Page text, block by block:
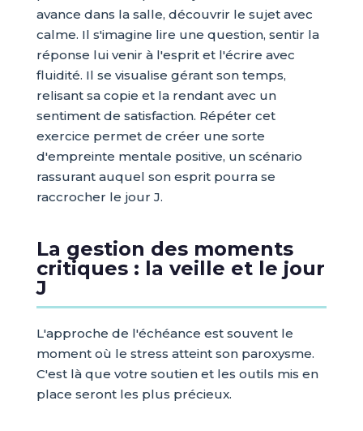
avance dans la salle, découvrir le sujet avec
calme. Il s'imagine lire une question, sentir la
réponse lui venir à l'esprit et l'écrire avec
fluidité. Il se visualise gérant son temps,
relisant sa copie et la rendant avec un
sentiment de satisfaction. Répéter cet
exercice permet de créer une sorte
d'empreinte mentale positive, un scénario
rassurant auquel son esprit pourra se
raccrocher le jour J.
La gestion des moments
critiques : la veille et le jour
J
L'approche de l'échéance est souvent le
moment où le stress atteint son paroxysme.
C'est là que votre soutien et les outils mis en
place seront les plus précieux.